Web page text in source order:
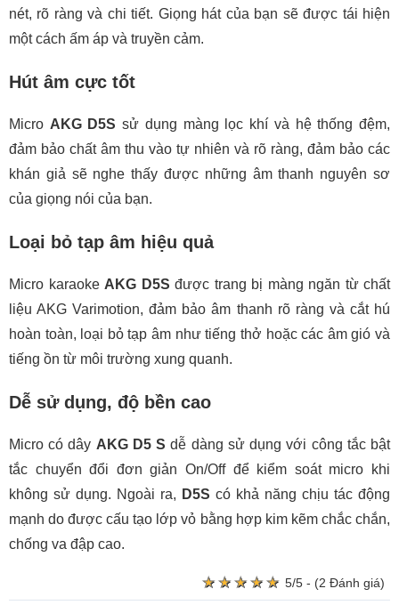
nét, rõ ràng và chi tiết. Giọng hát của bạn sẽ được tái hiện
một cách ấm áp và truyền cảm.
Hút âm cực tốt
Micro AKG D5S sử dụng màng lọc khí và hệ thống đệm,
đảm bảo chất âm thu vào tự nhiên và rõ ràng, đảm bảo các
khán giả sẽ nghe thấy được những âm thanh nguyên sơ
của giọng nói của bạn.
Loại bỏ tạp âm hiệu quả
Micro karaoke AKG D5S được trang bị màng ngăn từ chất
liệu AKG Varimotion, đảm bảo âm thanh rõ ràng và cắt hú
hoàn toàn, loại bỏ tạp âm như tiếng thở hoặc các âm gió và
tiếng ồn từ môi trường xung quanh.
Dễ sử dụng, độ bền cao
Micro có dây AKG D5 S dễ dàng sử dụng với công tắc bật
tắc chuyển đổi đơn giản On/Off để kiểm soát micro khi
không sử dụng. Ngoài ra, D5S có khả năng chịu tác động
mạnh do được cấu tạo lớp vỏ bằng hợp kim kẽm chắc chắn,
chống va đập cao.
★ ★ ★ ★ ★
★ ★ ★ ★ ★ 5/5 - (2 Đánh giá)